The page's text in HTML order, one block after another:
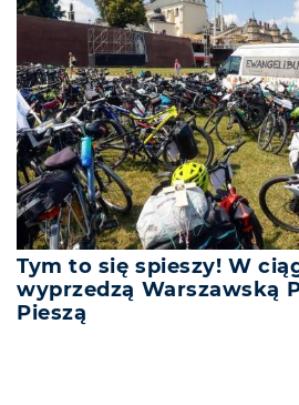
Tym to się spieszy! W
wyprzedzą Warszawską
Pieszą